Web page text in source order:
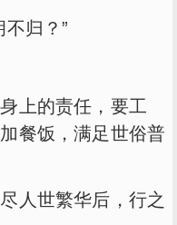
归？”
上的责任，要工
餐饭，满足世俗普
世繁华后，行之